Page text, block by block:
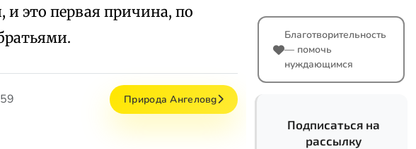
и это первая причина, по
Природа Ангеловg
Благотворительность
— помочь
нуждающимся
Подписаться на
рассылку